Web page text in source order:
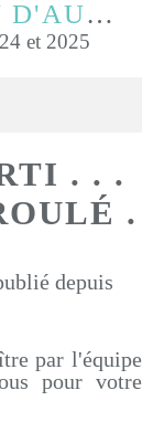
BMX CLUB COURNON D'AUVERGNE
et 2025
. . .
.
depuis
par l'équipe
pour votre